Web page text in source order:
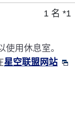
1 名 *1
用休息室。
星空联盟网站